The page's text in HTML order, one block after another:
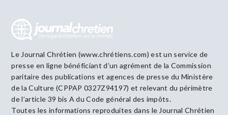
Le Journal Chrétien (www.chrétiens.com) est un service de
presse en ligne bénéficiant d’un agrément de la Commission
paritaire des publications et agences de presse du Ministère
de la Culture (CPPAP 0327Z94197) et relevant du périmètre
de l’article 39 bis A du Code général des impôts.
Toutes les informations reproduites dans le Journal Chrétien